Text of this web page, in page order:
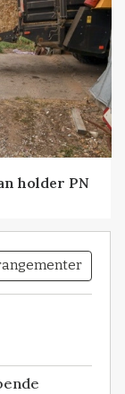
holder PN